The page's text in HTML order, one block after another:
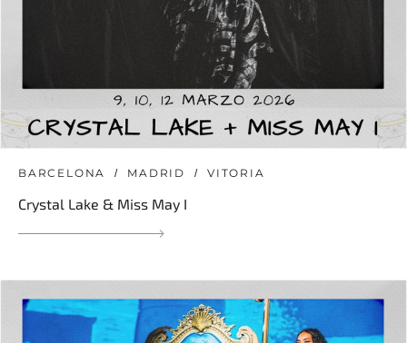
BARCELONA MADRID VITORIA
Crystal Lake & Miss May I